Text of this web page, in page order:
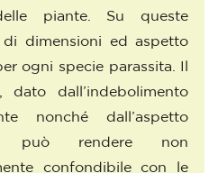
piante. Su queste
di dimensioni ed aspetto
ogni specie parassita. Il
dato dall’indebolimento
nonché dall’aspetto
può rendere non
confondibile con le